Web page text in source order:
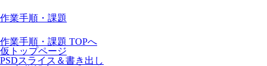
作業手順・課題
作業手順・課題 TOPへ
仮トップページ
PSDスライス＆書き出し